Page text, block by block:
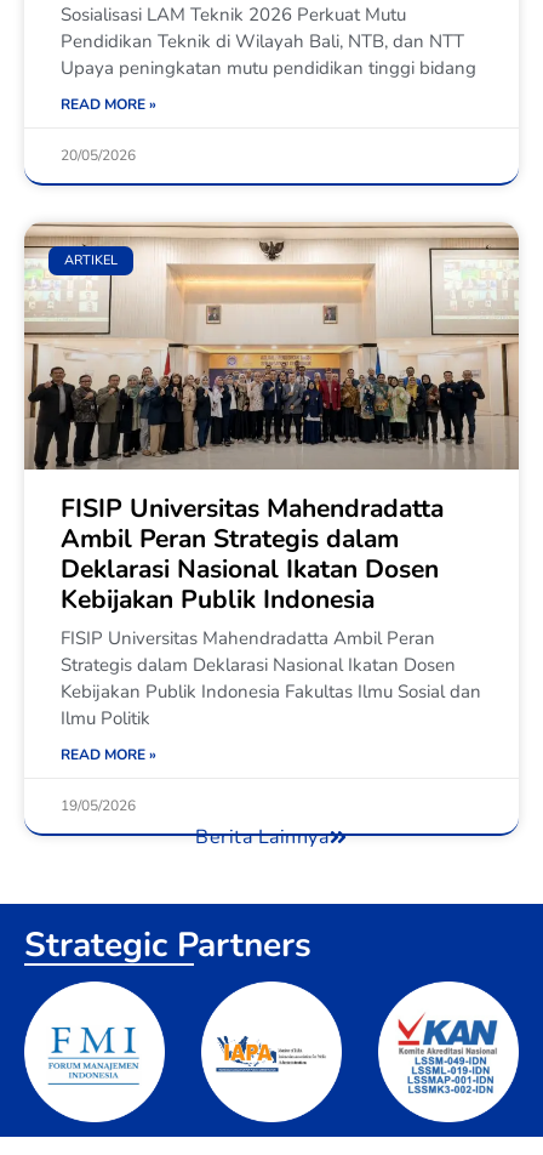
Sosialisasi LAM Teknik 2026 Perkuat Mutu
Pendidikan Teknik di Wilayah Bali, NTB, dan NTT
Upaya peningkatan mutu pendidikan tinggi bidang
READ MORE »
20/05/2026
ARTIKEL
FISIP Universitas Mahendradatta
Ambil Peran Strategis dalam
Deklarasi Nasional Ikatan Dosen
Kebijakan Publik Indonesia
FISIP Universitas Mahendradatta Ambil Peran
Strategis dalam Deklarasi Nasional Ikatan Dosen
Kebijakan Publik Indonesia Fakultas Ilmu Sosial dan
Ilmu Politik
READ MORE »
19/05/2026
Berita Lainnya
Strategic Partners